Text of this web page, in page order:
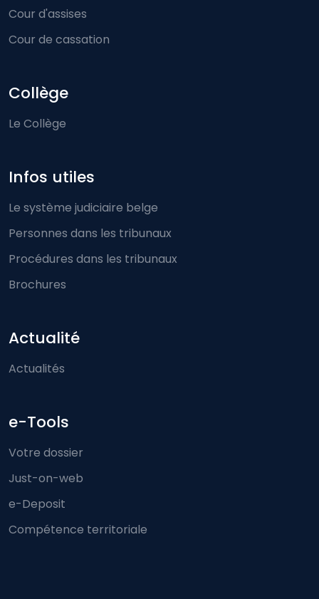
Cour d'assises
Cour de cassation
Collège
Le Collège
Infos utiles
Le système judiciaire belge
Personnes dans les tribunaux
Procédures dans les tribunaux
Brochures
Actualité
Actualités
e-Tools
Votre dossier
Just-on-web
e-Deposit
Compétence territoriale